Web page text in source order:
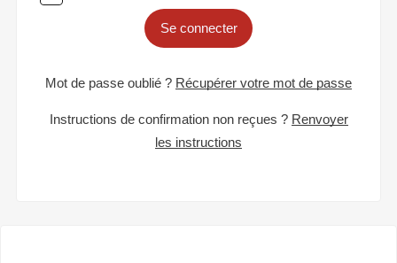
Se connecter
Mot de passe oublié ? Récupérer votre mot de passe
Instructions de confirmation non reçues ? Renvoyer
les instructions